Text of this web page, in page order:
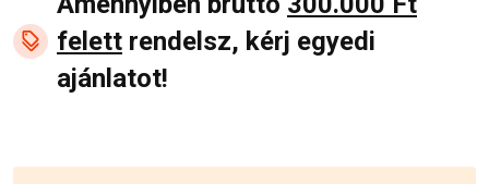
felett rendelsz, kérj egyedi
ajánlatot!